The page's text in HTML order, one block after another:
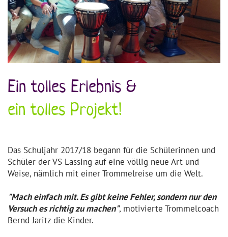
Ein tolles Erlebnis &
ein tolles Projekt!
Das Schuljahr 2017/18 begann für die Schülerinnen und
Schüler der VS Lassing auf eine völlig neue Art und
Weise, nämlich mit einer Trommelreise um die Welt.
"Mach einfach mit. Es gibt keine Fehler, sondern nur den
Versuch es richtig zu machen", motivierte Trommelcoach
Bernd Jaritz die Kinder.